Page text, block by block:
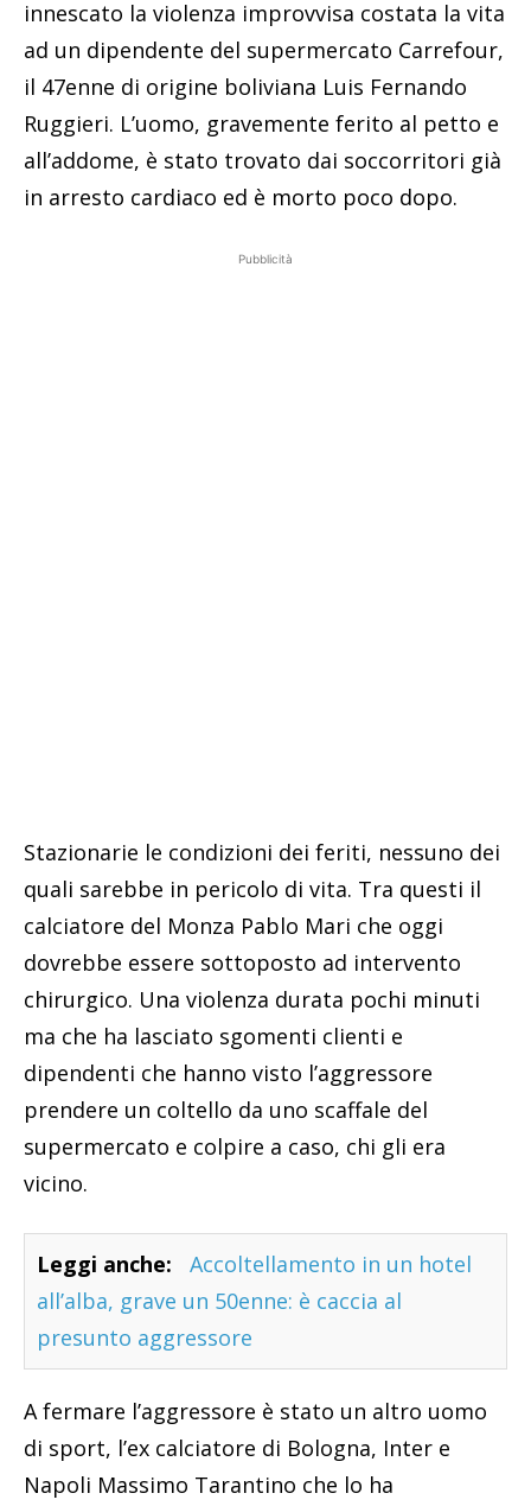
innescato la violenza improvvisa costata la vita
ad un dipendente del supermercato Carrefour,
il 47enne di origine boliviana Luis Fernando
Ruggieri. L’uomo, gravemente ferito al petto e
all’addome, è stato trovato dai soccorritori già
in arresto cardiaco ed è morto poco dopo.
Pubblicità
Stazionarie le condizioni dei feriti, nessuno dei
quali sarebbe in pericolo di vita. Tra questi il
calciatore del Monza Pablo Mari che oggi
dovrebbe essere sottoposto ad intervento
chirurgico. Una violenza durata pochi minuti
ma che ha lasciato sgomenti clienti e
dipendenti che hanno visto l’aggressore
prendere un coltello da uno scaffale del
supermercato e colpire a caso, chi gli era
vicino.
Leggi anche:
Accoltellamento in un hotel
all’alba, grave un 50enne: è caccia al
presunto aggressore
A fermare l’aggressore è stato un altro uomo
di sport, l’ex calciatore di Bologna, Inter e
Napoli Massimo Tarantino che lo ha